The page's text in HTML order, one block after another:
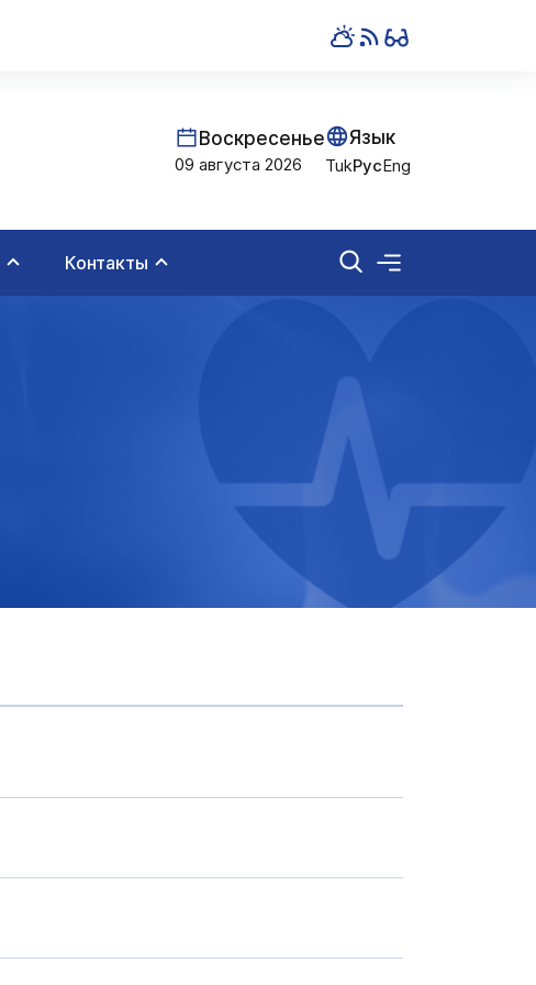
Воскресенье
09 августа 2026
Язык
TukРусEng
Контакты